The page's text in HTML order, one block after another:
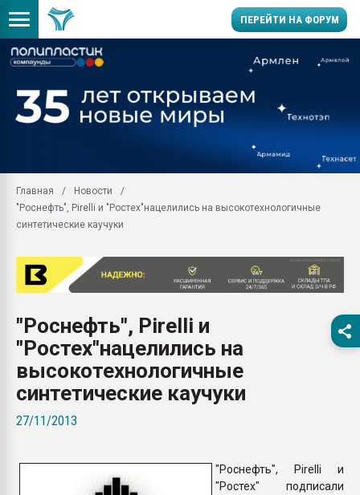
ПЕРЕЙТИ НА ФОРУМ
производство SPC
заводу пластмасс"
28.07.2026
первый план в
28.07.2026
ситуацией на
бутылок
Главная
Новости
"Роснефть", Pirelli и "Ростех"нацелились на высокотехнологичные
синтетические каучуки
"Роснефть", Pirelli и
"Ростех"нацелились на
высокотехнологичные
синтетические каучуки
27/11/2013
"Роснефть", Pirelli и
"Ростех" подписали